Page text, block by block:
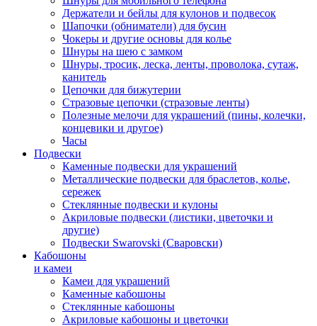
Держатели и бейлы для кулонов и подвесок
Шапочки (обниматели) для бусин
Чокеры и другие основы для колье
Шнуры на шею с замком
Шнуры, тросик, леска, ленты, проволока, сутаж,
канитель
Цепочки для бижутерии
Стразовые цепочки (стразовые ленты)
Полезные мелочи для украшений (пины, колечки,
концевики и другое)
Часы
Подвески
Каменные подвески для украшений
Металлические подвески для браслетов, колье,
сережек
Стеклянные подвески и кулоны
Акриловые подвески (листики, цветочки и
другие)
Подвески Swarovski (Сваровски)
Кабошоны
и камеи
Камеи для украшений
Каменные кабошоны
Стеклянные кабошоны
Акриловые кабошоны и цветочки